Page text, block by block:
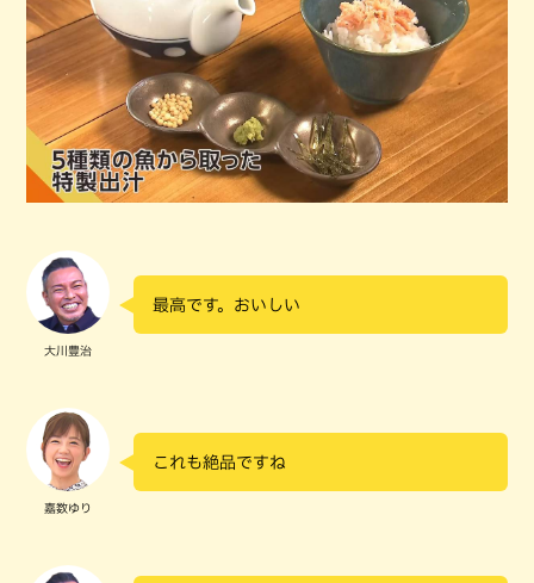
大川豊治
最高です。おいしい
嘉数ゆり
これも絶品ですね